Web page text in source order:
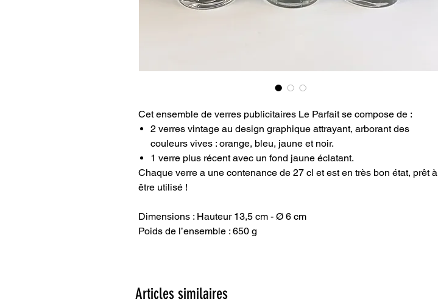
Cet ensemble de verres publicitaires Le Parfait se compose de :
2 verres vintage au design graphique attrayant, arborant des
couleurs vives : orange, bleu, jaune et noir.
1 verre plus récent avec un fond jaune éclatant.
Chaque verre a une contenance de 27 cl et est en très bon état, prêt à
être utilisé !
Dimensions : Hauteur 13,5 cm - Ø 6 cm
Poids de l’ensemble : 650 g
Articles similaires